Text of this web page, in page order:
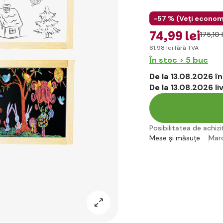
-57 % (Veți
74,99 lei175,10
61,98 lei fără TVA
În stoc > 5 buc
De la 13.08.2026
De la 13.08.2026
Posibilitatea de
Mese și măsuțe